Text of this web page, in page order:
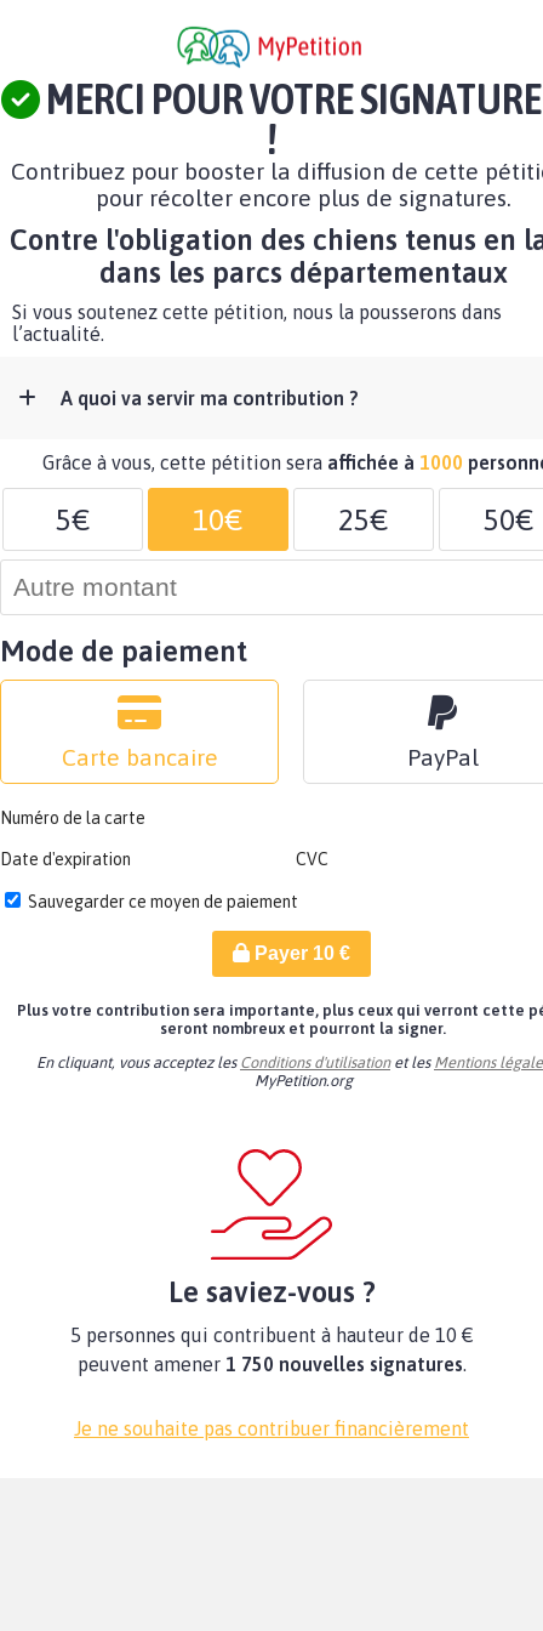
MERCI POUR VOTRE SIGNATURE
!
Contribuez pour booster la diffusion de cette
pour récolter encore plus de signatures.
Contre l'obligation des chiens tenus en
dans les parcs départementaux
Si vous soutenez cette pétition, nous la pousserons dans
l’actualité.
A quoi va servir ma contribution ?
Grâce à vous, cette pétition sera affichée à 1000
5€ 10€ 25€ 50€
Mode de paiement
Carte bancaire PayPal
Numéro de la carte
Date d'expiration CVC
Sauvegarder ce moyen de paiement
Payer 10€
Plus votre contribution sera importante, plus ceux qui verront cette
seront nombreux et pourront la signer.
En cliquant, vous acceptez les Conditions d'utilisationet les Mentions
MyPetition.org
Le saviez-vous ?
5 personnes qui contribuent à hauteur de 10 €
peuvent amener 1 750 nouvelles signatures.
Je ne souhaite pas contribuer financièrement